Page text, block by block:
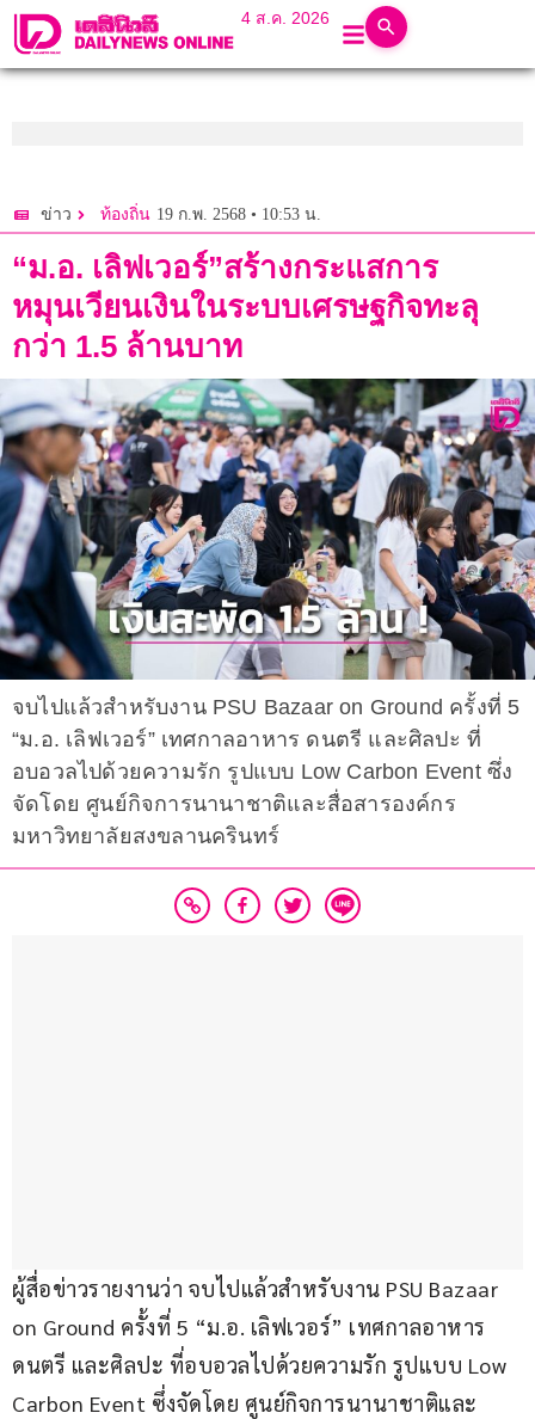
4 ส.ค. 2026
ข่าว ท้องถิ่น 19 ก.พ. 2568 • 10:53 น.
“ม.อ. เลิฟเวอร์”สร้างกระแสการ
หมุนเวียนเงินในระบบเศรษฐกิจทะลุ
กว่า 1.5 ล้านบาท
จบไปแล้วสำหรับงาน PSU Bazaar on Ground ครั้งที่ 5
“ม.อ. เลิฟเวอร์” เทศกาลอาหาร ดนตรี และศิลปะ ที่
อบอวลไปด้วยความรัก รูปแบบ Low Carbon Event ซึ่ง
จัดโดย ศูนย์กิจการนานาชาติและสื่อสารองค์กร
มหาวิทยาลัยสงขลานครินทร์
ผู้สื่อข่าวรายงานว่า จบไปแล้วสำหรับงาน PSU Bazaar
on Ground ครั้งที่ 5 “ม.อ. เลิฟเวอร์” เทศกาลอาหาร
ดนตรี และศิลปะ ที่อบอวลไปด้วยความรัก รูปแบบ Low
Carbon Event ซึ่งจัดโดย ศูนย์กิจการนานาชาติและ